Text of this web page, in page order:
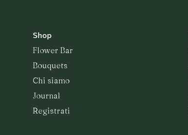
Shop
Flower Bar
Bouquets
Chi siamo
Journal
Registrati